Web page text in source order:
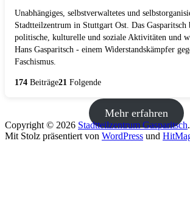
Unabhängiges, selbstverwaltetes und
Stadtteilzentrum in Stuttgart Ost. Das
politische, kulturelle und soziale Aktivitäten und
Hans Gasparitsch - einem Widerstandskämpfer
Faschismus.
174 Beiträge21 Folgende
Mehr erfahren
Copyright © 2026 Stadtteilzentrum Gasparitsch.
Mit Stolz präsentiert von WordPress und